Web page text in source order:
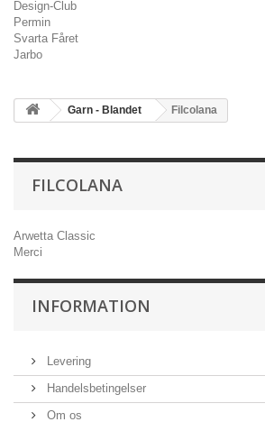
Design-Club
Permin
Svarta Fåret
Jarbo
Garn - Blandet Filcolana
FILCOLANA
Arwetta Classic
Merci
INFORMATION
Levering
Handelsbetingelser
Om os